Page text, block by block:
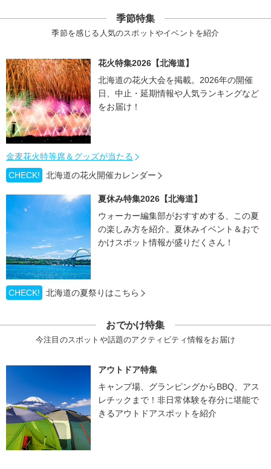
季節特集
季節を感じる人気のスポットやイベントを紹介
花火特集2026【北海道】
北海道の花火大会を掲載。2026年の開催
日、中止・延期情報や人気ランキングなど
をお届け！
金麦花火特等席＆グッズが当たる
CHECK!
北海道の花火開催カレンダー
夏休み特集2026【北海道】
ウォーカー編集部がおすすめする、この夏
の楽しみ方を紹介。夏休みイベント＆おで
かけスポット情報が盛りだくさん！
CHECK! 北海道の夏祭りはこちら
おでかけ特集
今注目のスポットや話題のアクティビティ情報をお届け
アウトドア特集
キャンプ場、グランピングからBBQ、アス
レチックまで！非日常体験を存分に堪能で
きるアウトドアスポットを紹介